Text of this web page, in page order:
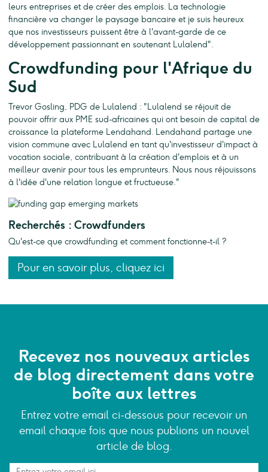
leurs entreprises et de créer des emplois. La technologie
financière va changer le paysage bancaire et je suis heureux
que nos investisseurs puissent être à l'avant-garde de ce
développement passionnant en soutenant Lulalend".
Crowdfunding pour l'Afrique du
Sud
Trevor Gosling, PDG de Lulalend : "Lulalend se réjouit de
pouvoir offrir aux PME sud-africaines qui ont besoin de capital de
croissance la plateforme Lendahand. Lendahand partage une
vision commune avec Lulalend en tant qu'investisseur d'impact à
vocation sociale, contribuant à la création d'emplois et à un
meilleur avenir pour tous les emprunteurs. Nous nous réjouissons
à l'idée d'une relation longue et fructueuse."
Recherchés : Crowdfunders
Qu'est-ce que crowdfunding et comment fonctionne-t-il ?
Pour en savoir plus, cliquez ici
Recevez nos nouveaux articles
de blog directement dans votre
boîte aux lettres
Entrez votre email ci-dessous pour recevoir un
email chaque fois que nous publions un nouvel
article de blog.